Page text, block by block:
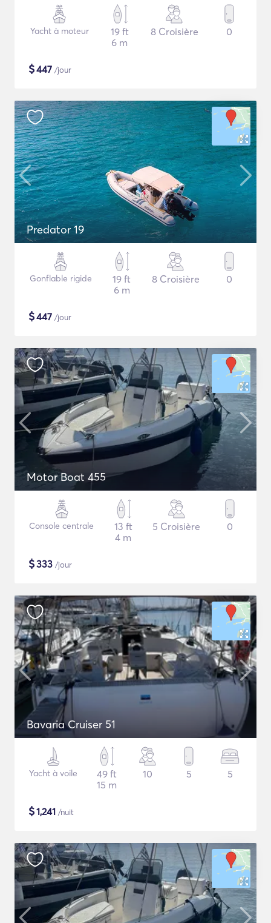
Yacht à moteur
19 ft
6 m
8 Croisière 0
$447 /jour
Predator 19
Gonflable rigide
19 ft
6 m
8 Croisière 0
$447 /jour
Motor Boat 455
Console centrale
13 ft
4 m
5 Croisière 0
$333 /jour
Bavaria Cruiser 51
Yacht à voile
49 ft
15 m
10 5 5
$1,241 /nuit